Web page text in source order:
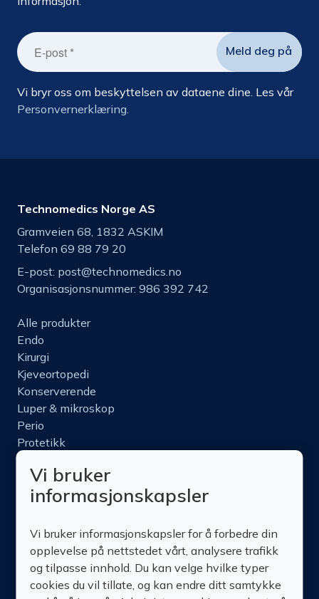
Vi bryr oss om beskyttelsen av dataene dine. Les vår
Personvernerklæring.
Technomedics Norge AS
Gramveien 68, 1832 ASKIM
Telefon 69 88 79 20
E-post: post@technomedics.no
Organisasjonsnummer: 986 392 742
Alle produkter
Endo
Kirurgi
Kjeveortopedi
Konserverende
Luper & mikroskop
Perio
Protetikk
Nettbutikk
Produktinfo
Om oss
Kontakt oss
Vi bruker
informasjonskapsler
Vi bruker informasjonskapsler for å forbedre din
opplevelse på nettstedet vårt, analysere trafikk
og tilpasse innhold. Du kan velge hvilke typer
cookies du vil tillate, og kan endre ditt samtykke